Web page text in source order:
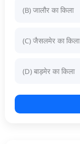
(B) जालौर का किला
(C) जैसलमेर का किला
(D) बाड़मेर का किला